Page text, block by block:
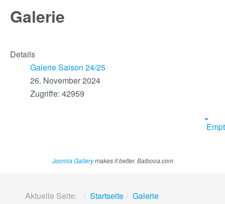
Galerie
Details
Galerie Saison 24/25
26. November 2024
Zugriffe: 42959
Joomla Gallerymakes it better. Balbooa.com
Aktuelle Seite: Startseite
Galerie